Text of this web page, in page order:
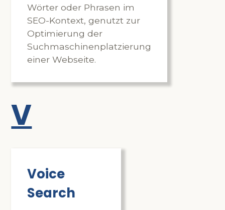
Wörter oder Phrasen im
SEO-Kontext, genutzt zur
Optimierung der
Suchmaschinenplatzierung
einer Webseite.
V
Voice
Search